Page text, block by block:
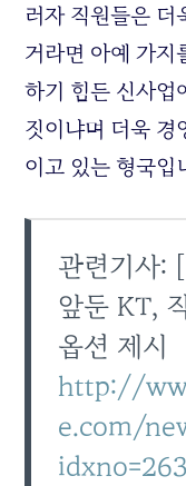
러자 직원들은
거라면 아예 가지
하기 힘든 신사업
짓이냐며 더욱 경
이고 있는 형국입
관련기사:
앞둔 KT,
옵션 제시
http://
e.com/